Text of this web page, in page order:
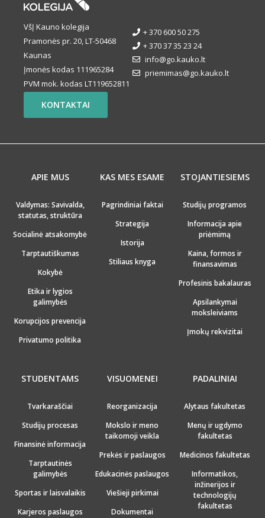
VšĮ Kauno kolegija
Pramonės pr. 20, LT-50468
Kaunas
Įmonės kodas 111965284
PVM mok. kodas LT119652811
+ 370 600 50 275
+ 370 37 35 23 24
info@go.kauko.lt
priemimas@go.kauko.lt
KONTAKTAI
APIE MUS
Valdymas: Savivalda,
statutas, struktūra
Socialinė atsakomybė
Tarptautiškumas
Kokybė
Etika ir lygios
galimybės
Korupcijos prevencija
Privatumo politika
KAS MES ESAME
Pagrindiniai faktai
Strategija
Istorija
Stiliaus knyga
STOJANTIESIEMS
Studijų programos
Informacija apie
priėmimą
Kaina, formos ir
finansavimas
Profesinis bakalauras
Apsilankymai
moksleiviams
Įmokų rekvizitai
STUDENTAMS
Tvarkaraščiai
Studijų procesas
Finansinė informacija
Tarptautinės
galimybės
Sportas ir laisvalaikis
Karjeros paslaugos
VISUOMENEI
Reorganizacija
Mokslo ir meno
taikomoji veikla
Prekės ir paslaugos
Edukacinės paslaugos
Viešieji pirkimai
Dokumentai
PADALINIAI
Alytaus fakultetas
Menų ir ugdymo
fakultetas
Medicinos fakultetas
Informatikos,
inžinerijos ir
technologijų
fakultetas